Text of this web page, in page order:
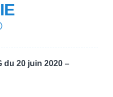
du 20 juin 2020 –